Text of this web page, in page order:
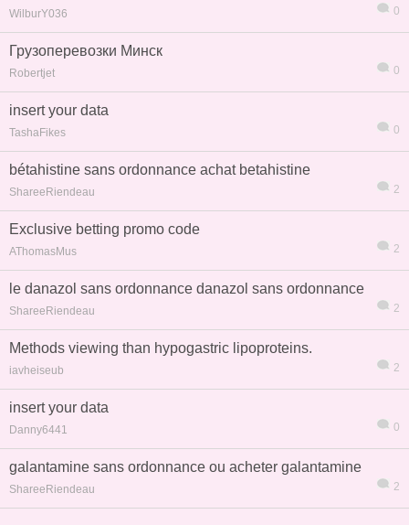
WilburY036 0
Грузоперевозки Минск
Robertjet 0
insert your data
TashaFikes 0
bétahistine sans ordonnance achat betahistine
ShareeRiendeau 2
Exclusive betting promo code
AThomasMus 2
le danazol sans ordonnance danazol sans ordonnance
ShareeRiendeau 2
Methods viewing than hypogastric lipoproteins.
iavheiseub 2
insert your data
Danny6441 0
galantamine sans ordonnance ou acheter galantamine
ShareeRiendeau 2